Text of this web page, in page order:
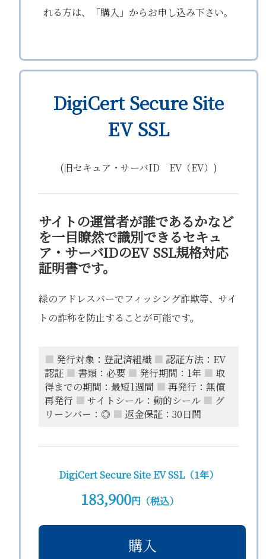
れる方は、「購入」からお申し込み下さい。
DigiCert Secure Site
EV SSL
(旧セキュア・サーバID EV（EV）)
サイトの運営者が誰であるかなど
を一目瞭然で識別できるセキュ
ア・サーバIDのEV SSL規格対応
証明書です。
緑のアドレスバーでフィッシング詐欺等、サイ
トの詐称を防止することが可能です。
■ 発行対象：登記済組織 ■ 認証方法：EV
認証 ■ 書類：必要 ■ 発行期間：1年 ■ 取
得までの期間：最短1週間 ■ 再発行：無償
再発行 ■ サイトシール：動的シール ■ グ
リーンバー：◎ ■ 返金保証：30日間
DigiCert Secure Site EV SSL（1年）
183,900円（税込）
購入